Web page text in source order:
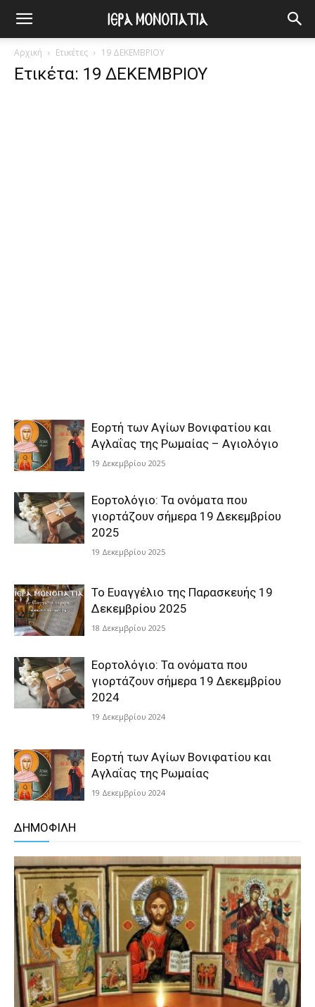
Αρχική Ετικέτες 19 ΔΕΚΕΜΒΡΙΟΥ
Ετικέτα: 19 ΔΕΚΕΜΒΡΙΟΥ
Εορτή των Αγίων Βονιφατίου και
Αγλαΐας της Ρωμαίας – Αγιολόγιο
19 Δεκεμβρίου 2025
Εορτολόγιο: Τα ονόματα που
γιορτάζουν σήμερα 19 Δεκεμβρίου
2025
19 Δεκεμβρίου 2025
Το Ευαγγέλιο της Παρασκευής 19
Δεκεμβρίου 2025
18 Δεκεμβρίου 2025
Εορτολόγιο: Τα ονόματα που
γιορτάζουν σήμερα 19 Δεκεμβρίου
2024
19 Δεκεμβρίου 2024
Εορτή των Αγίων Βονιφατίου και
Αγλαΐας της Ρωμαίας
19 Δεκεμβρίου 2024
ΔΗΜΟΦΙΛΗ